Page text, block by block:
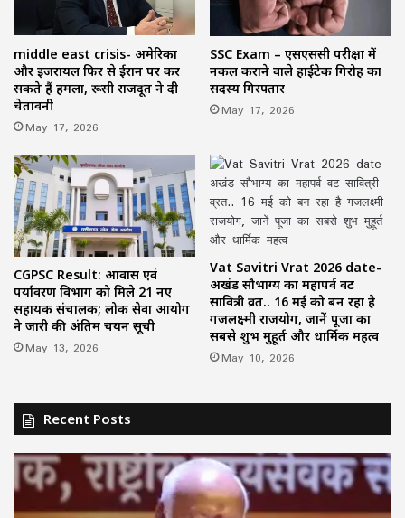
middle east crisis- अमेरिका
और इजरायल फिर से ईरान पर कर
सकते हैं हमला, रूसी राजदूत ने दी
चेतावनी
May 17, 2026
SSC Exam – एसएससी परीक्षा में
नकल कराने वाले हाईटेक गिरोह का
सदस्य गिरफ्तार
May 17, 2026
CGPSC Result: आवास एवं
पर्यावरण विभाग को मिले 21 नए
सहायक संचालक; लोक सेवा आयोग
ने जारी की अंतिम चयन सूची
May 13, 2026
Vat Savitri Vrat 2026 date-
अखंड सौभाग्य का महापर्व वट
सावित्री व्रत.. 16 मई को बन रहा है
गजलक्ष्मी राजयोग, जानें पूजा का
सबसे शुभ मुहूर्त और धार्मिक महत्व
May 10, 2026
Recent Posts